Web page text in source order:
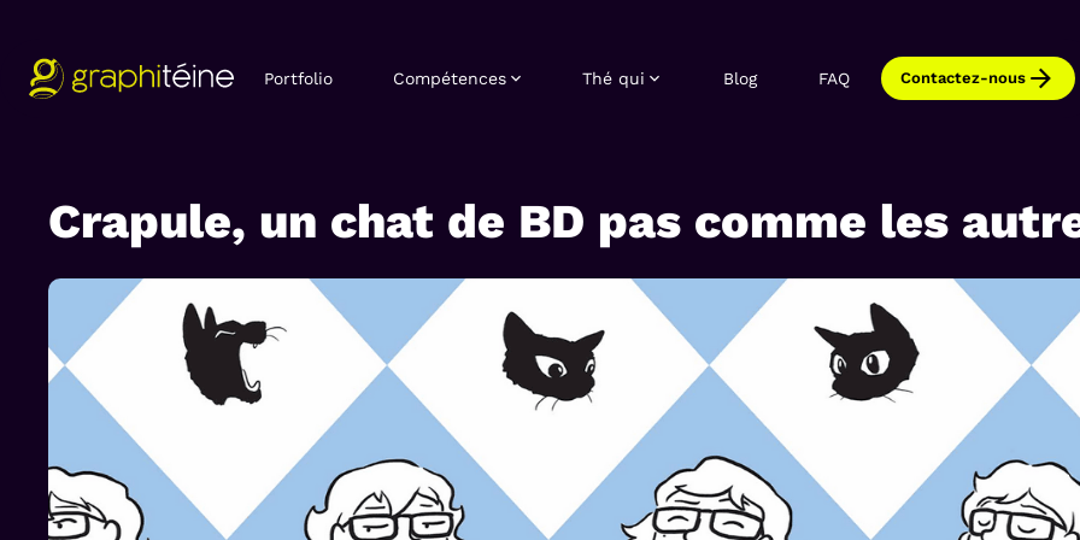
Portfolio Compétences Thé qui Blog FAQ Contactez-nous
Crapule, un chat de BD pas comme les